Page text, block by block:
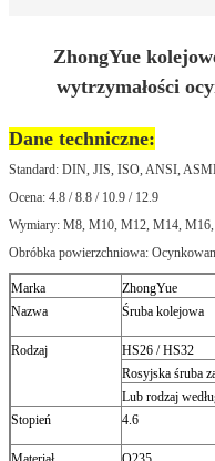
ZhongYue
wytrzymałości
Dane techniczne:
Standard: DIN, JIS, ISO, ANSI,
Ocena: 4.8 / 8.8 / 10.9 / 12.9
Wymiary: M8, M10, M12, M14,
Obróbka powierzchniowa:
Marka
ZhongYue
Nazwa
Śruba kolejowa
Rodzaj
HS26 / HS32
Rosyjska śruba
Lub rodzaj
Stopień
4.6